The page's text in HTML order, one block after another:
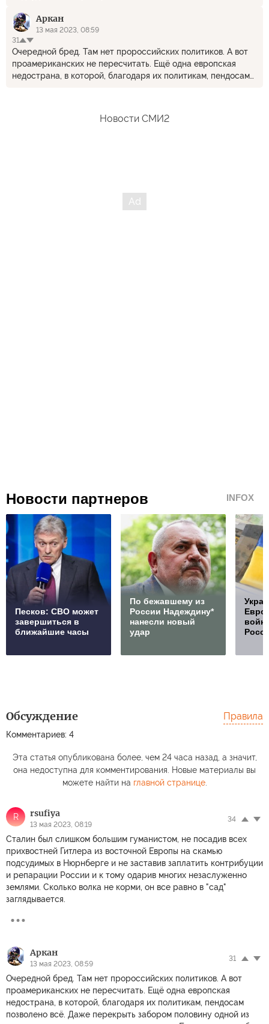
незаслуженно землями. Сколько волка не корми, он все
равно в "сад" заглядывается.
Apкан
13 мая 2023, 08:59
31
Очередной бред. Там нет пророссийских политиков. А вот
проамериканских не пересчитать. Ещё одна европская
недострана, в которой, благодаря их политикам, пендосам
Новости СМИ2
Новости партнеров INFOX
Песков: СВО может
завершиться в
ближайшие часы
По бежавшему из
России Надеждину*
нанесли новый
удар
Обсуждение
Комментариев: 4
Правила
Эта статья опубликована более, чем 24 часа назад, а значит,
она недоступна для комментирования. Новые материалы вы
можете найти на главной странице.
R rsufiya
13 мая 2023, 08:19
34
Сталин был слишком большим гуманистом, не посадив всех
прихвостней Гитлера из восточной Европы на скамью
подсудимых в Нюрнберге и не заставив заплатить контрибуции
и репарации России и к тому одарив многих незаслуженно
землями. Сколько волка не корми, он все равно в "сад"
заглядывается.
Apкан
13 мая 2023, 08:59
31
Очередной бред. Там нет пророссийских политиков. А вот
проамериканских не пересчитать. Ещё одна европская
недострана, в которой, благодаря их политикам, пендосам
позволено всё. Даже перекрыть забором половину одной из